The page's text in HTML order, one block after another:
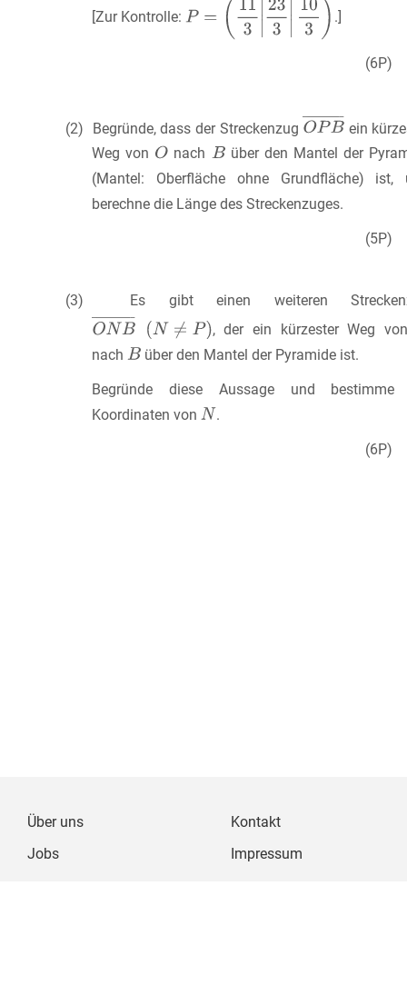
[Zur Kontrolle: .]
(6P)
(2) Begründe, dass der Streckenzug
ein
Weg von
nach
über den Mantel der
(Mantel: Oberfläche ohne Grundfläche) ist,
berechne die Länge des Streckenzuges.
(5P)
(3) Es gibt einen weiteren
, der ein kürzester Weg
nach
über den Mantel der Pyramide ist.
Begründe diese Aussage und bestimme
Koordinaten von
.
(6P)
Über uns
Jobs
Kontakt
Impressum